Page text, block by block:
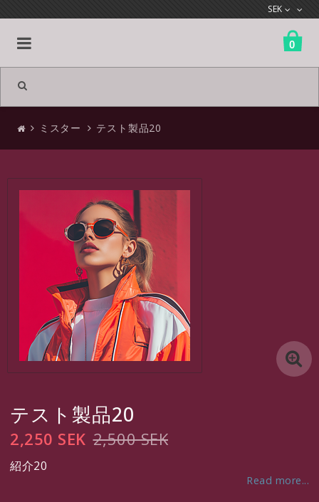
SEK
0
All products
衣類
アクセサリー
バッグとケース
http://www.textalk.se/webshop
http://www.textalk.se/webshop
http://www.textalk.se/webshop
Contact Form
ミスター テスト製品20
テスト製品20
2,500 SEK
2,250 SEK
紹介20
Read more...